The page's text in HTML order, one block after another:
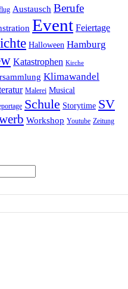
Austausch Berufe
Event Feiertage
Halloween Hamburg
Katastrophen Kirche
Klimawandel
Malerei Musical
Schule Storytime SV
Workshop Youtube Zeitung